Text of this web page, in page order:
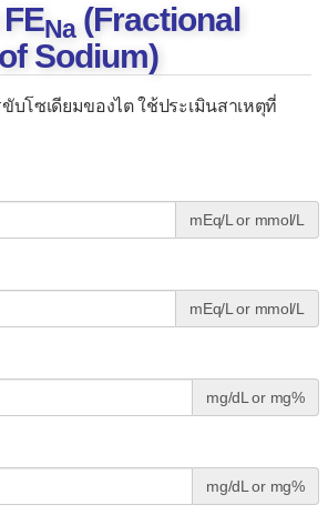
รรถภาพปอดของไทย
Na (Fractional
Sodium)
บโซเดียมของไต ใช้ประเมินสาเหตุที่
mEq/L or mmol/L
mEq/L or mmol/L
mg/dL or mg%
mg/dL or mg%